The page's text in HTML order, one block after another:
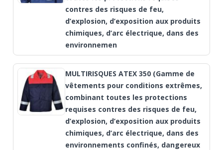
contres des risques de feu,
d’explosion, d’exposition aux produits
chimiques, d’arc électrique, dans des
environnemen
MULTIRISQUES ATEX 350 (Gamme de
vêtements pour conditions extrêmes,
combinant toutes les protections
requises contres des risques de feu,
d’explosion, d’exposition aux produits
chimiques, d’arc électrique, dans des
environnements confinés, dangereux